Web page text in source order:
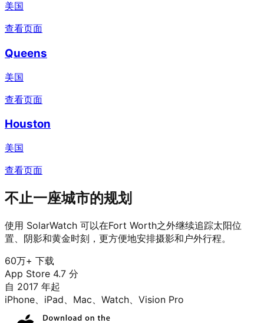
美国
查看页面
Queens
美国
查看页面
Houston
美国
查看页面
不止一座城市的规划
使用 SolarWatch 可以在Fort Worth之外继续追踪太阳位
置、阴影和黄金时刻，更方便地安排摄影和户外行程。
60万+ 下载
App Store 4.7 分
自 2017 年起
iPhone、iPad、Mac、Watch、Vision Pro